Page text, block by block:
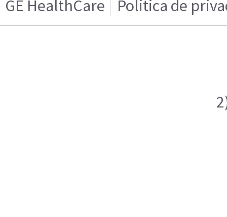
GE HealthCare Politica de